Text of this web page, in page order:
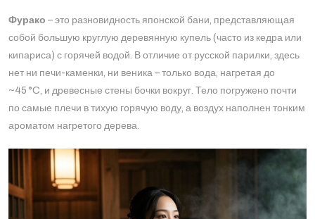
Фурако – это разновидность японской бани, представляющая
собой большую круглую деревянную купель (часто из кедра или
кипариса) с горячей водой. В отличие от русской парилки, здесь
нет ни печи-каменки, ни веника – только вода, нагретая до
~45 °C​, и древесные стены бочки вокруг. Тело погружено почти
по самые плечи в тихую горячую воду, а воздух наполнен тонким
ароматом нагретого дерева.